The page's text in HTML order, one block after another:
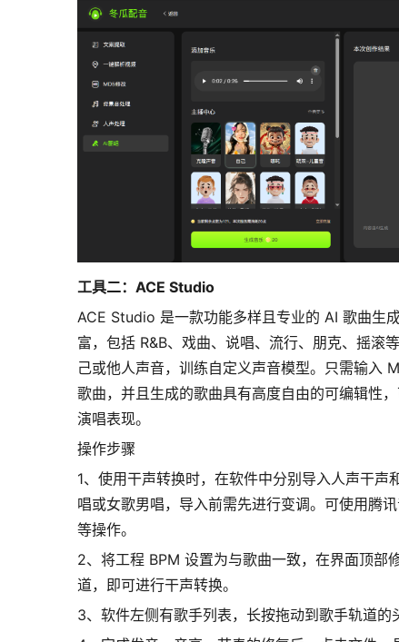
工具二：ACE Studio
ACE Studio 是一款功能多样且专业的 AI 歌曲生
富，包括 R&B、戏曲、说唱、流行、朋克、摇滚
己或他人声音，训练自定义声音模型。只需输入
歌曲，并且生成的歌曲具有高度自由的可编辑性
演唱表现。
操作步骤
1、使用干声转换时，在软件中分别导入人声干
唱或女歌男唱，导入前需先进行变调。可使用腾
等操作。
2、 将工程 BPM 设置为与歌曲一致，在界面顶部
道，即可进行干声转换。
3、软件左侧有歌手列表，长按拖动到歌手轨道的